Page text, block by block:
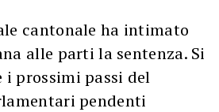
cantonale ha intimato
alle parti la sentenza. Si
i prossimi passi del
pendenti